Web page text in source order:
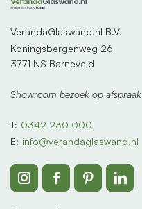
VerandaGlaswand.nl B.V.
Koningsbergenweg 26
3771 NS Barneveld
Showroom bezoek op afspraak
T: 0342 230 000
E: info@verandaglaswand.nl